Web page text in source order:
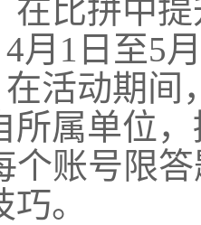
在比拼中
4月1日至5
在活动期间
所属单位
个账号限
。